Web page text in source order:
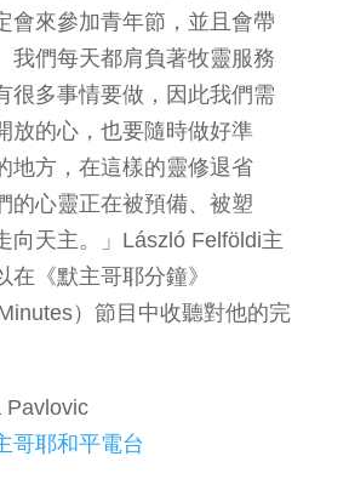
會來參加青年節，並且會帶
我們每天都肩負著牧靈服務
很多事情要做，因此我們需
放的心，也要隨時做好準
地方，在這樣的靈修退省
的心靈正在被預備、被塑
向天主。」László Felföldi主
在《默主哥耶分鐘》
）節目中收聽對他的完
Pavlovic
哥耶和平電台